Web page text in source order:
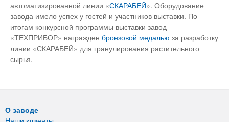
автоматизированной линии «СКАРАБЕЙ». Оборудование
завода имело успех у гостей и участников выставки. По
итогам конкурсной программы выставки завод
«ТЕХПРИБОР» награжден бронзовой медалью за разработку
линии «СКАРАБЕЙ» для гранулирования растительного
сырья.
О заводе